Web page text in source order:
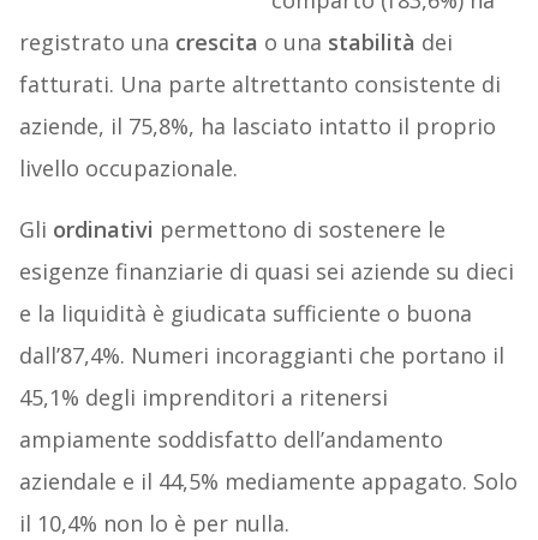
registrato una crescita o una stabilità dei
fatturati. Una parte altrettanto consistente di
aziende, il 75,8%, ha lasciato intatto il proprio
livello occupazionale.
Gli ordinativi permettono di sostenere le
esigenze finanziarie di quasi sei aziende su dieci
e la liquidità è giudicata sufficiente o buona
dall’87,4%. Numeri incoraggianti che portano il
45,1% degli imprenditori a ritenersi
ampiamente soddisfatto dell’andamento
aziendale e il 44,5% mediamente appagato. Solo
il 10,4% non lo è per nulla.